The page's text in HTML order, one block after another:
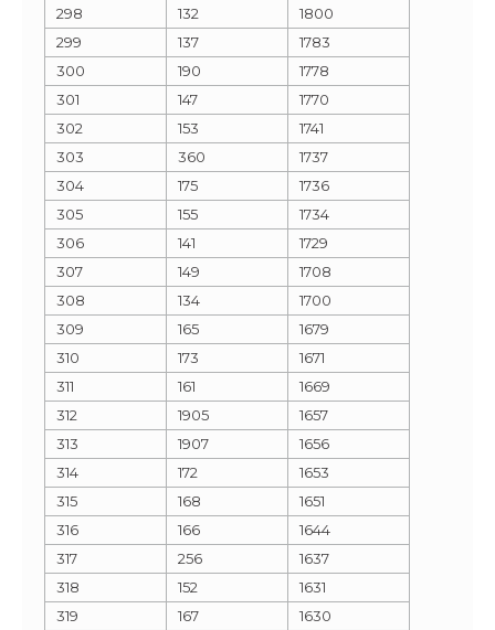
298 132
1800
299
137
1783
300
190
1778
301
147
1770
302
153
1741
303
360
1737
304
175
1736
305
155
1734
306
141
1729
307
149
1708
308
134
1700
309
165
1679
310
173
1671
311
161
1669
312
1905
1657
313
1907
1656
314
172
1653
315
168
1651
316
166
1644
317
256
1637
318
152
1631
319
167
1630